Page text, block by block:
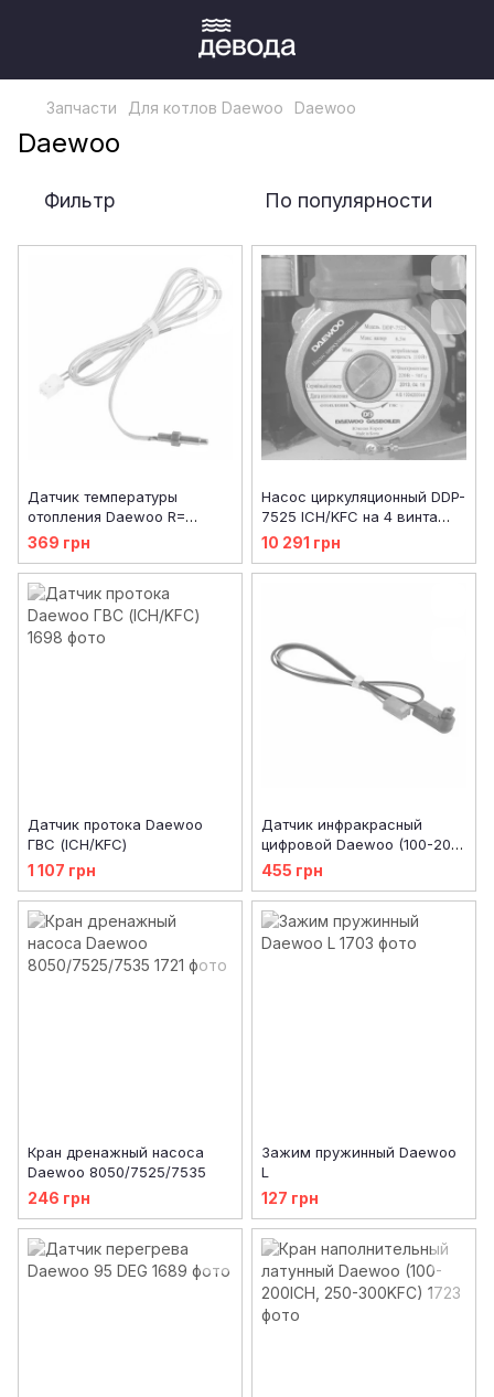
Запчасти Для котлов Daewoo Daewoo
Daewoo
Фильтр По популярности
Датчик температуры
отопления Daewoo R=
54kОm (ICH/MSC)
369 грн
Насос циркуляционный DDP-
7525 ICH/KFC на 4 винта
(ICH/KFC)
10 291 грн
Датчик протока Daewoo
ГВС (ICH/KFC)
1 107 грн
Датчик инфракрасный
цифровой Daewoo (100-200
ICH/MSC)
455 грн
Кран дренажный насоса
Daewoo 8050/7525/7535
246 грн
Зажим пружинный Daewoo
L
127 грн